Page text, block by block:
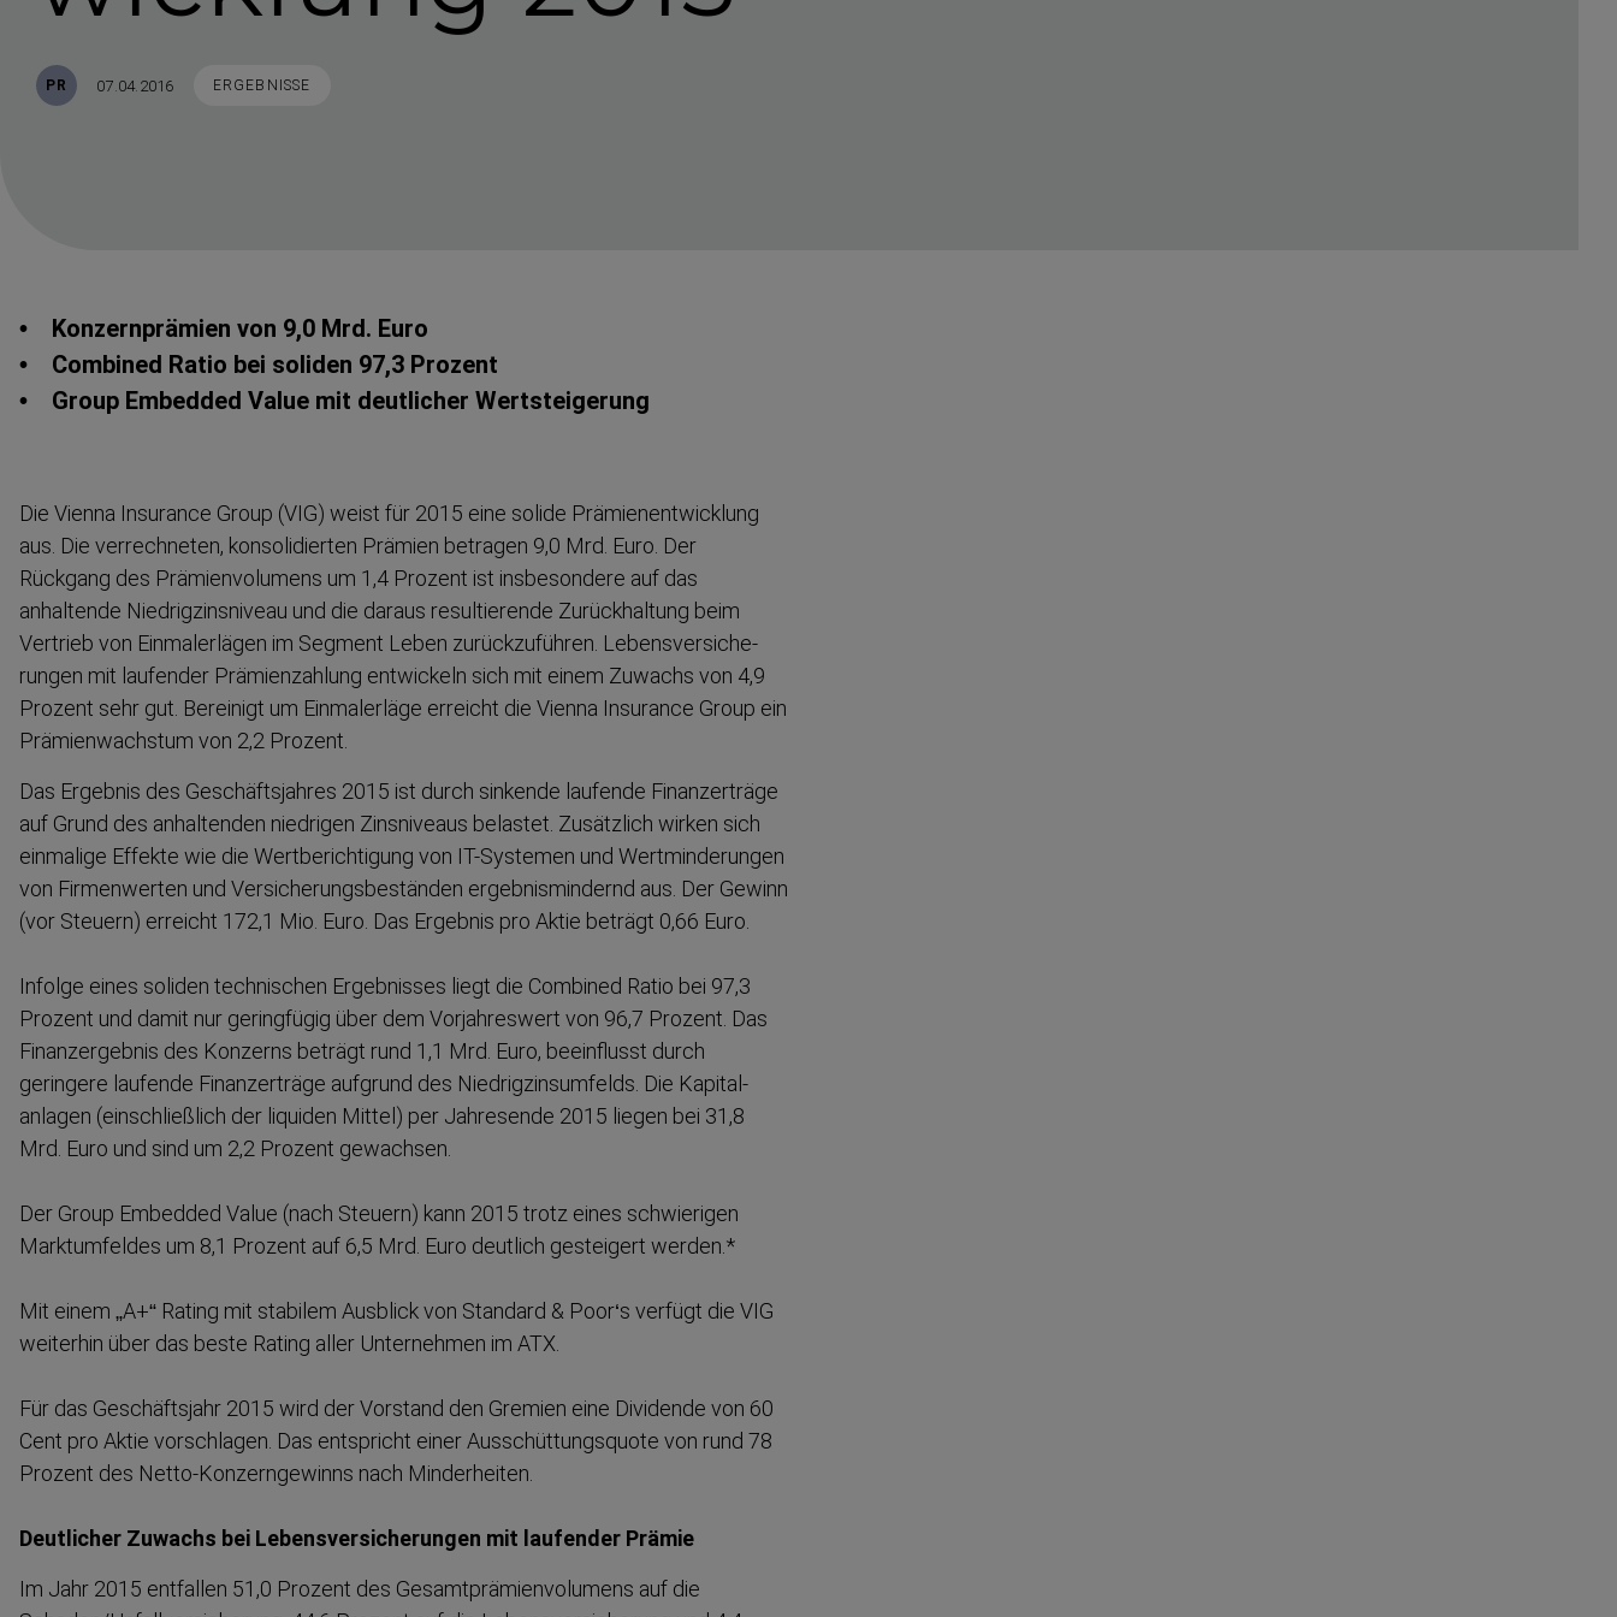
PR Veröffentlicht
07.04.2016 STICHWORTE
ERGEBNISSE
• Konzern­prämien von 9,0 Mrd. Euro
• Combined Ratio bei soliden 97,3 Prozent
• Group Embedded Value mit deutlicher Wertstei­gerung
Die Vienna Insurance Group (VIG) weist für 2015 eine solide Prämien­ent­wicklung
aus. Die verrechneten, konsoli­dierten Prämien betragen 9,0 Mrd. Euro. Der
Rückgang des Prämien­vo­lumens um 1,4 Prozent ist insbesondere auf das
anhaltende Niedrig­zins­niveau und die daraus resultierende Zurück­haltung beim
Vertrieb von Einmal­erlägen im Segment Leben zurück­zu­führen. Lebens­ver­si­che­
rungen mit laufender Prämien­zahlung entwickeln sich mit einem Zuwachs von 4,9
Prozent sehr gut. Bereinigt um Einmal­erläge erreicht die Vienna Insurance Group ein
Prämien­wachstum von 2,2 Prozent.
Das Ergebnis des Geschäfts­jahres 2015 ist durch sinkende laufende Finanz­erträge
auf Grund des anhaltenden niedrigen Zinsniveaus belastet. Zusätzlich wirken sich
einmalige Effekte wie die Wertbe­rich­tigung von IT-Systemen und Wertmin­de­rungen
von Firmen­werten und Versiche­rungs­be­ständen ergebnis­mindernd aus. Der Gewinn
(vor Steuern) erreicht 172,1 Mio. Euro. Das Ergebnis pro Aktie beträgt 0,66 Euro.
Infolge eines soliden technischen Ergebnisses liegt die Combined Ratio bei 97,3
Prozent und damit nur geringfügig über dem Vorjah­reswert von 96,7 Prozent. Das
Finanz­ergebnis des Konzerns beträgt rund 1,1 Mrd. Euro, beeinflusst durch
geringere laufende Finanz­erträge aufgrund des Niedrig­zin­s­umfelds. Die Kapital­
anlagen (einschließlich der liquiden Mittel) per Jahresende 2015 liegen bei 31,8
Mrd. Euro und sind um 2,2 Prozent gewachsen.
Der Group Embedded Value (nach Steuern) kann 2015 trotz eines schwierigen
Marktum­feldes um 8,1 Prozent auf 6,5 Mrd. Euro deutlich gesteigert werden.*
Mit einem „A+“ Rating mit stabilem Ausblick von Standard & Poor‘s verfügt die VIG
weiterhin über das beste Rating aller Unternehmen im ATX.
Für das Geschäftsjahr 2015 wird der Vorstand den Gremien eine Dividende von 60
Cent pro Aktie vorschlagen. Das entspricht einer Ausschüt­tungsquote von rund 78
Prozent des Netto-​Konzern­gewinns nach Minder­heiten.
Deutlicher Zuwachs bei Lebens­ver­si­che­rungen mit laufender Prämie
Im Jahr 2015 entfallen 51,0 Prozent des Gesamt­prä­mi­en­vo­lumens auf die